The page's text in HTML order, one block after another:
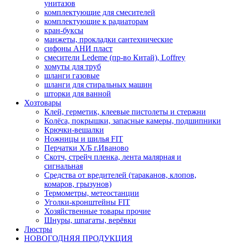
унитазов
комплектующие для смесителей
комплектующие к радиаторам
кран-буксы
манжеты, прокладки сантехнические
сифоны АНИ пласт
смесители Ledeme (пр-во Китай), Loffrey
хомуты для труб
шланги газовые
шланги для стиральных машин
шторки для ванной
Хозтовары
Клей, герметик, клеевые пистолеты и стержни
Колёса, покрышки, запасные камеры, подшипники
Крючки-вешалки
Ножницы и шилья FIT
Перчатки Х/Б г.Иваново
Скотч, стрейч пленка, лента малярная и
сигнальная
Средства от вредителей (тараканов, клопов,
комаров, грызунов)
Термометры, метеостанции
Уголки-кронштейны FIT
Хозяйственные товары прочие
Шнуры, шпагаты, верёвки
Люстры
НОВОГОДНЯЯ ПРОДУКЦИЯ